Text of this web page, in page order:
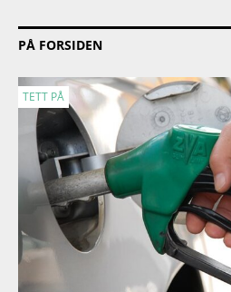
PÅ FORSIDEN
TETT PÅ